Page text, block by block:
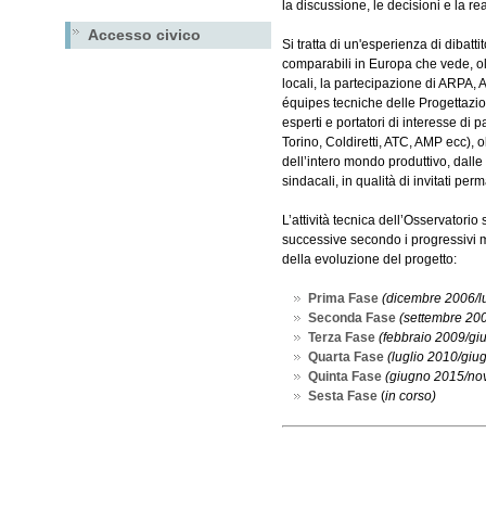
Accesso civico
la discussione, le decisioni e la
Si tratta di un'esperienza di
comparabili in Europa che vede,
locali, la partecipazione di ARPA,
équipes tecniche delle
esperti e portatori di interesse di
Torino, Coldiretti, ATC, AMP
dell’intero mondo produttivo,
sindacali, in qualità di invitati
L’attività tecnica
successive secondo i progressivi
della evoluzione del progetto:
Prima Fase (dicembre 2006/
Seconda Fase (settembre
Terza Fase (febbraio 2009/
Quarta Fase (luglio 2010/
Quinta Fase (giugno 2015/
Sesta Fase (in corso)